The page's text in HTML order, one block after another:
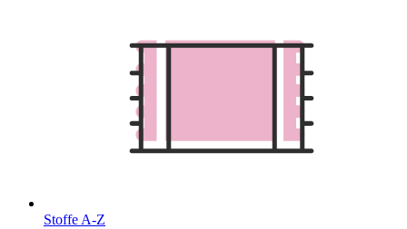
Stoffe A-Z